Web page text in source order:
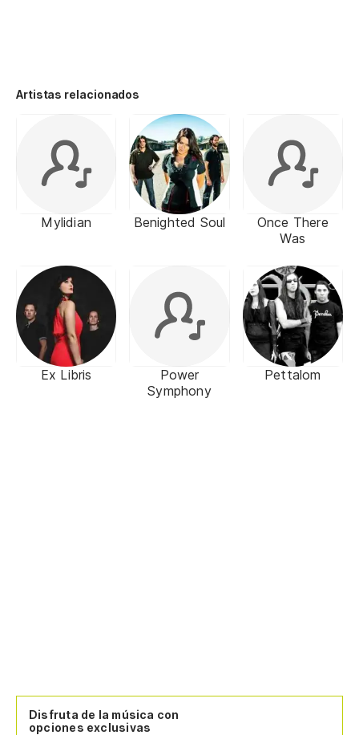
Artistas relacionados
Mylidian Benighted Soul
Once There
Was
Ex Libris
Power
Symphony
Pettalom
Disfruta de la música con
opciones exclusivas